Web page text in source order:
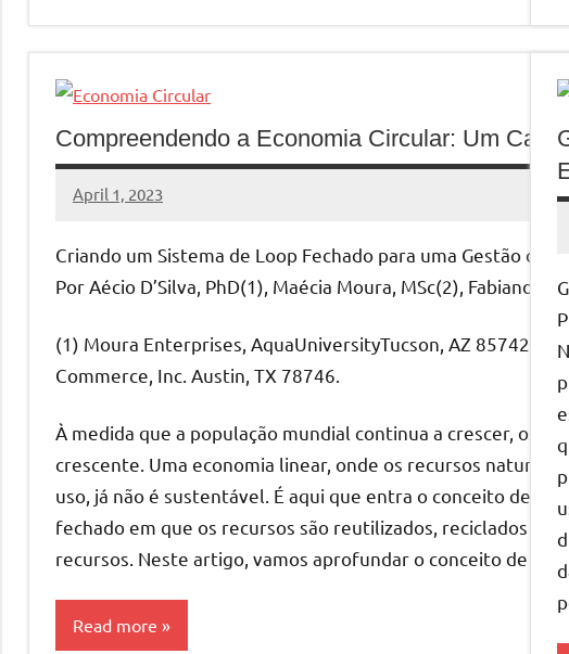
Compreendendo a Economia Circular: Um
April 1, 2023
MyBelo
No
Criando um Sistema de Loop Fechado para uma Gestão de
Por Aécio D’Silva, PhD(1), Maécia Moura, MSc(2), Fabiano
(1) Moura Enterprises, AquaUniversityTucson, AZ 85742,
Commerce, Inc. Austin, TX 78746.
À medida que a população mundial continua a crescer, os
crescente. Uma economia linear, onde os recursos naturais
uso, já não é sustentável. É aqui que entra o conceito de
fechado em que os recursos são reutilizados, reciclados e
recursos. Neste artigo, vamos aprofundar o conceito de
Read more